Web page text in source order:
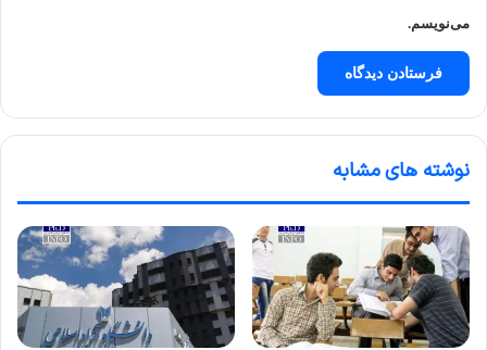
می‌نویسم.
نوشته های مشابه